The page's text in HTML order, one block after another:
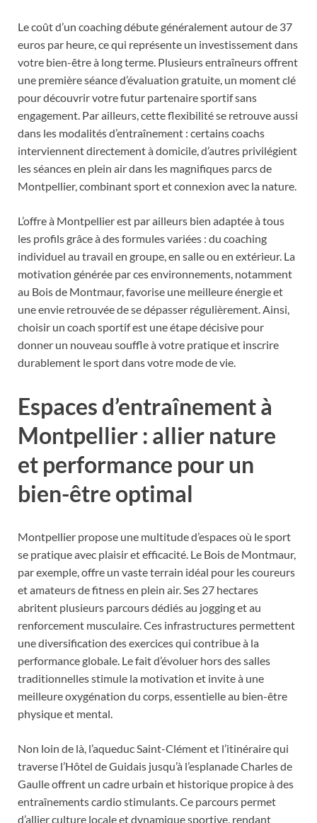
Le coût d’un coaching débute généralement autour de 37
euros par heure, ce qui représente un investissement dans
votre bien-être à long terme. Plusieurs entraîneurs offrent
une première séance d’évaluation gratuite, un moment clé
pour découvrir votre futur partenaire sportif sans
engagement. Par ailleurs, cette flexibilité se retrouve aussi
dans les modalités d’entraînement : certains coachs
interviennent directement à domicile, d’autres privilégient
les séances en plein air dans les magnifiques parcs de
Montpellier, combinant sport et connexion avec la nature.
L’offre à Montpellier est par ailleurs bien adaptée à tous
les profils grâce à des formules variées : du coaching
individuel au travail en groupe, en salle ou en extérieur. La
motivation générée par ces environnements, notamment
au Bois de Montmaur, favorise une meilleure énergie et
une envie retrouvée de se dépasser régulièrement. Ainsi,
choisir un coach sportif est une étape décisive pour
donner un nouveau souffle à votre pratique et inscrire
durablement le sport dans votre mode de vie.
Espaces d’entraînement à
Montpellier : allier nature
et performance pour un
bien-être optimal
Montpellier propose une multitude d’espaces où le sport
se pratique avec plaisir et efficacité. Le Bois de Montmaur,
par exemple, offre un vaste terrain idéal pour les coureurs
et amateurs de fitness en plein air. Ses 27 hectares
abritent plusieurs parcours dédiés au jogging et au
renforcement musculaire. Ces infrastructures permettent
une diversification des exercices qui contribue à la
performance globale. Le fait d’évoluer hors des salles
traditionnelles stimule la motivation et invite à une
meilleure oxygénation du corps, essentielle au bien-être
physique et mental.
Non loin de là, l’aqueduc Saint-Clément et l’itinéraire qui
traverse l’Hôtel de Guidais jusqu’à l’esplanade Charles de
Gaulle offrent un cadre urbain et historique propice à des
entraînements cardio stimulants. Ce parcours permet
d’allier culture locale et dynamique sportive, rendant